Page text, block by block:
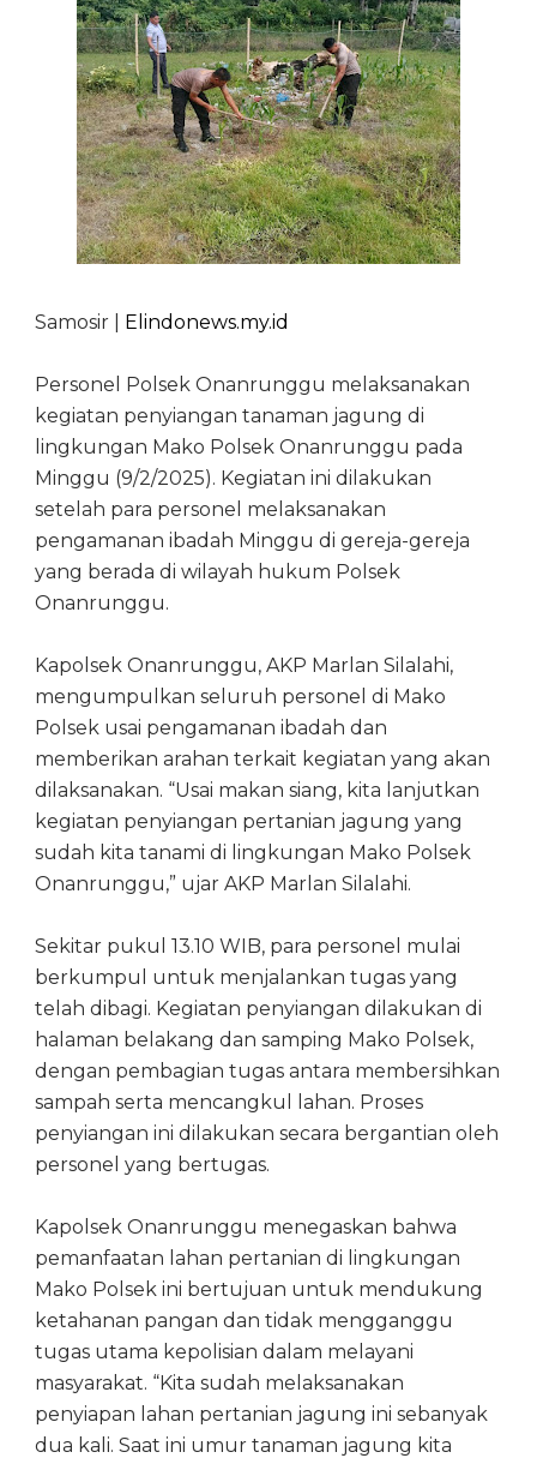
Samosir | Elindonews.my.id
Personel Polsek Onanrunggu melaksanakan
kegiatan penyiangan tanaman jagung di
lingkungan Mako Polsek Onanrunggu pada
Minggu (9/2/2025). Kegiatan ini dilakukan
setelah para personel melaksanakan
pengamanan ibadah Minggu di gereja-gereja
yang berada di wilayah hukum Polsek
Onanrunggu.
Kapolsek Onanrunggu, AKP Marlan Silalahi,
mengumpulkan seluruh personel di Mako
Polsek usai pengamanan ibadah dan
memberikan arahan terkait kegiatan yang akan
dilaksanakan. “Usai makan siang, kita lanjutkan
kegiatan penyiangan pertanian jagung yang
sudah kita tanami di lingkungan Mako Polsek
Onanrunggu,” ujar AKP Marlan Silalahi.
Sekitar pukul 13.10 WIB, para personel mulai
berkumpul untuk menjalankan tugas yang
telah dibagi. Kegiatan penyiangan dilakukan di
halaman belakang dan samping Mako Polsek,
dengan pembagian tugas antara membersihkan
sampah serta mencangkul lahan. Proses
penyiangan ini dilakukan secara bergantian oleh
personel yang bertugas.
Kapolsek Onanrunggu menegaskan bahwa
pemanfaatan lahan pertanian di lingkungan
Mako Polsek ini bertujuan untuk mendukung
ketahanan pangan dan tidak mengganggu
tugas utama kepolisian dalam melayani
masyarakat. “Kita sudah melaksanakan
penyiapan lahan pertanian jagung ini sebanyak
dua kali. Saat ini umur tanaman jagung kita